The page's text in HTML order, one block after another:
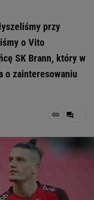
przy
o Vito
SK Brann, który w
o zainteresowaniu